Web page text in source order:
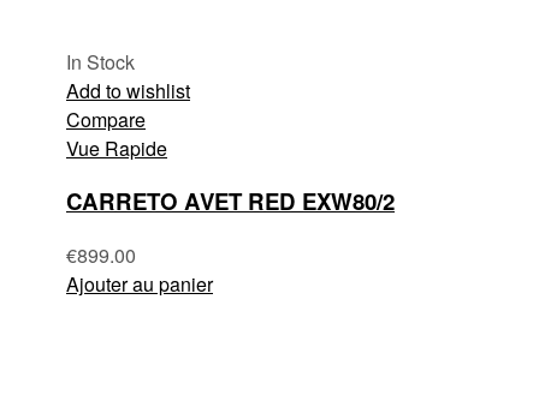
In Stock
Add to wishlist
Compare
Vue Rapide
CARRETO AVET RED EXW80/2
€899.00
Ajouter au panier